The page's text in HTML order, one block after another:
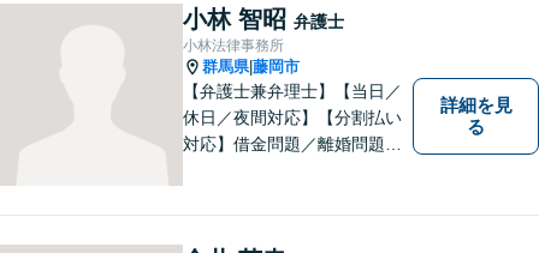
小林 智昭 弁護士
小林法律事務所
群馬県|藤岡市
【弁護士兼弁理士】【当日／
休日／夜間対応】【分割払い
対応】借金問題／離婚問題／
意匠登録など弁理士業務も、
幅広く対応。地域に根ざした
詳細を見
る